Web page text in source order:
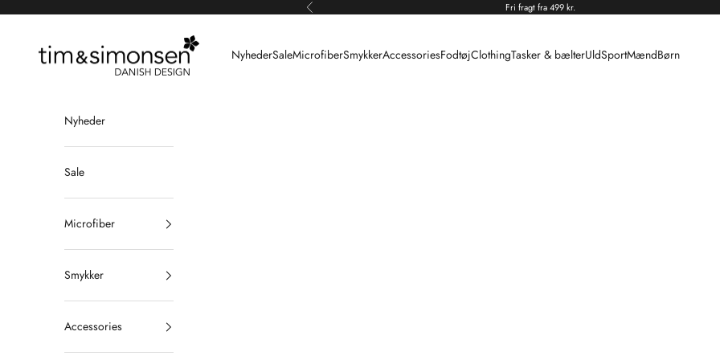
Forrige Fri fragt fra 499 kr.
Tim & Simonsen
NyhederSaleMicrofiberSmykkerAccessoriesFodtøjClothingTasker & bælterUldSportMændBørn
Nyheder
Sale
Microfiber
Smykker
Accessories